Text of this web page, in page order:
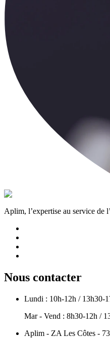
Aplim, l’expertise au service de
Nous contacter
Lundi : 10h-12h / 13h30-
Mar - Vend : 8h30-12h /
Aplim - ZA Les Côtes -